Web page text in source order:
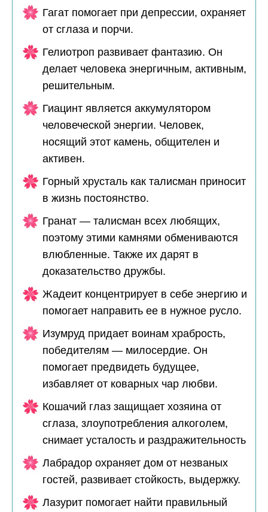
Гагат помогает при депрессии, охраняет
от сглаза и порчи.
Гелиотроп развивает фантазию. Он
делает человека энергичным, активным,
решительным.
Гиацинт является аккумулятором
человеческой энергии. Человек,
носящий этот камень, общителен и
активен.
Горный хрусталь как талисман приносит
в жизнь постоянство.
Гранат — талисман всех любящих,
поэтому этими камнями обмениваются
влюбленные. Также их дарят в
доказательство дружбы.
Жадеит концентрирует в себе энергию и
помогает направить ее в нужное русло.
Изумруд придает воинам храбрость,
победителям — милосердие. Он
помогает предвидеть будущее,
избавляет от коварных чар любви.
Кошачий глаз защищает хозяина от
сглаза, злоупотребления алкоголем,
снимает усталость и раздражительность
Лабрадор охраняет дом от незваных
гостей, развивает стойкость, выдержку.
Лазурит помогает найти правильный